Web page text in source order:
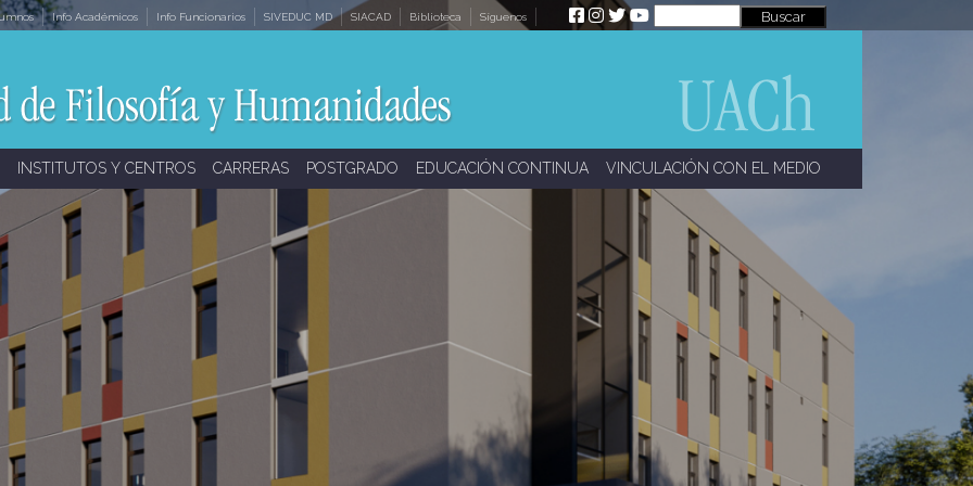
Info Académicos Info Funcionarios SIVEDUC MD SIACAD Biblioteca Síguenos
INSTITUTOS Y CENTROS CARRERAS POSTGRADO EDUCACIÓN CONTINUA VINCULACIÓN CON EL MEDIO